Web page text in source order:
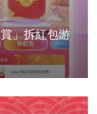
」拆紅包游